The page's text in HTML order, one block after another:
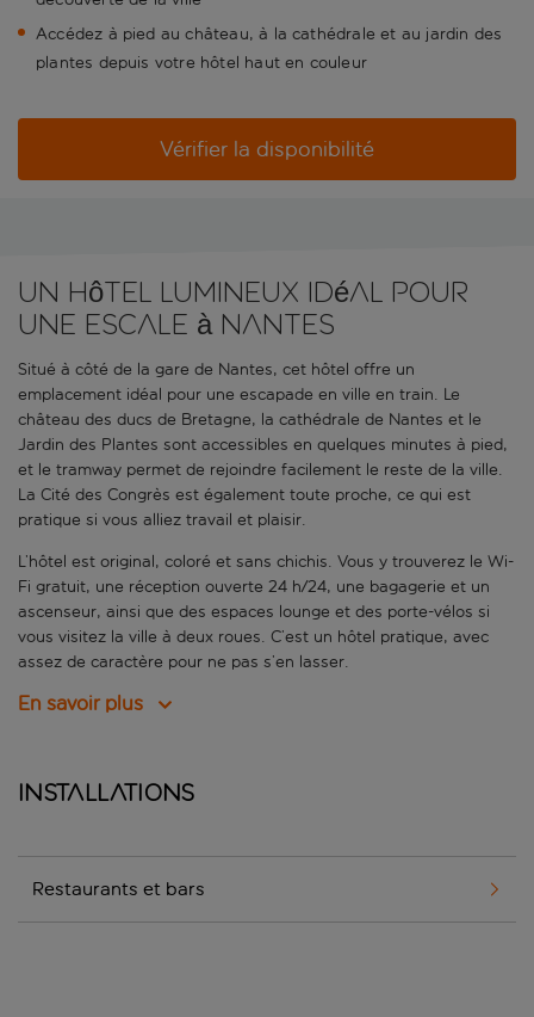
Accédez à pied au château, à la cathédrale et au jardin des
plantes depuis votre hôtel haut en couleur
Vérifier la disponibilité
Un hôtel lumineux idéal pour
une escale à Nantes
Situé à côté de la gare de Nantes, cet hôtel offre un
emplacement idéal pour une escapade en ville en train. Le
château des ducs de Bretagne, la cathédrale de Nantes et le
Jardin des Plantes sont accessibles en quelques minutes à pied,
et le tramway permet de rejoindre facilement le reste de la ville.
La Cité des Congrès est également toute proche, ce qui est
pratique si vous alliez travail et plaisir.
L’hôtel est original, coloré et sans chichis. Vous y trouverez le Wi-
Fi gratuit, une réception ouverte 24 h/24, une bagagerie et un
ascenseur, ainsi que des espaces lounge et des porte-vélos si
vous visitez la ville à deux roues. C’est un hôtel pratique, avec
assez de caractère pour ne pas s’en lasser.
En savoir plus
Installations
Restaurants et bars